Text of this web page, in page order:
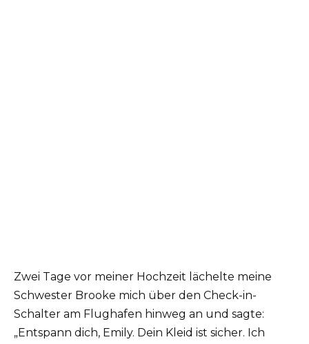
Zwei Tage vor meiner Hochzeit lächelte meine
Schwester Brooke mich über den Check-in-
Schalter am Flughafen hinweg an und sagte:
„Entspann dich, Emily. Dein Kleid ist sicher. Ich